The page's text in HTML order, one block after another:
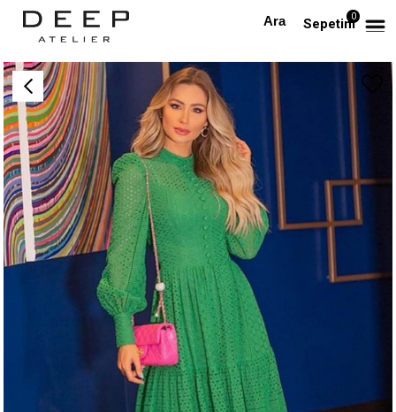
Sepetim0
Anasayfa TÜM ELBİSELER Yeşil Düğmeli Nakışlı Tasarım Elbise